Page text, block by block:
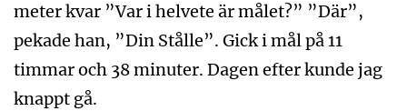
meter kvar ”Var i helvete är målet?” ”Där”,
pekade han, ”Din Stålle”. Gick i mål på 11
timmar och 38 minuter. Dagen efter kunde jag
knappt gå.